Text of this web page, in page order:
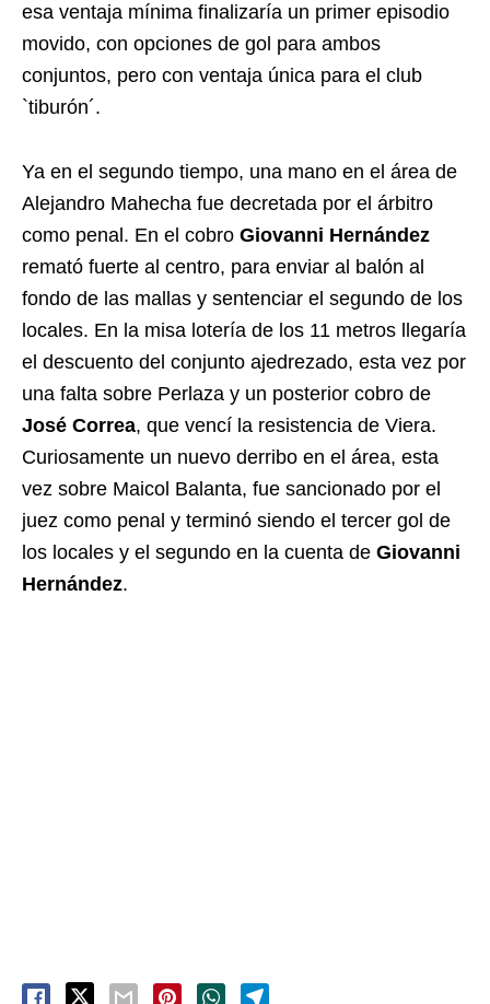
esa ventaja mínima finalizaría un primer episodio
movido, con opciones de gol para ambos
conjuntos, pero con ventaja única para el club
`tiburón´.
Ya en el segundo tiempo, una mano en el área de
Alejandro Mahecha fue decretada por el árbitro
como penal. En el cobro Giovanni Hernández
remató fuerte al centro, para enviar al balón al
fondo de las mallas y sentenciar el segundo de los
locales. En la misa lotería de los 11 metros llegaría
el descuento del conjunto ajedrezado, esta vez por
una falta sobre Perlaza y un posterior cobro de
José Correa, que vencí la resistencia de Viera.
Curiosamente un nuevo derribo en el área, esta
vez sobre Maicol Balanta, fue sancionado por el
juez como penal y terminó siendo el tercer gol de
los locales y el segundo en la cuenta de Giovanni
Hernández.